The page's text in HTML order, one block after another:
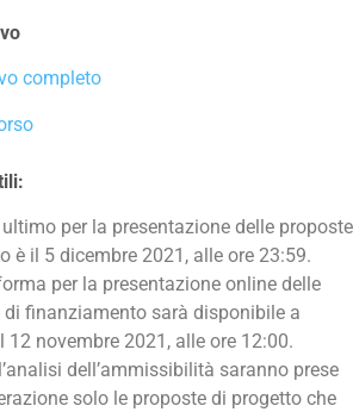
completo
ultimo per la presentazione delle proposte
è il 5 dicembre 2021, alle ore 23:59.
per la presentazione online delle
finanziamento sarà disponibile a
12 novembre 2021, alle ore 12:00.
dell’ammissibilità saranno prese
solo le proposte di progetto che